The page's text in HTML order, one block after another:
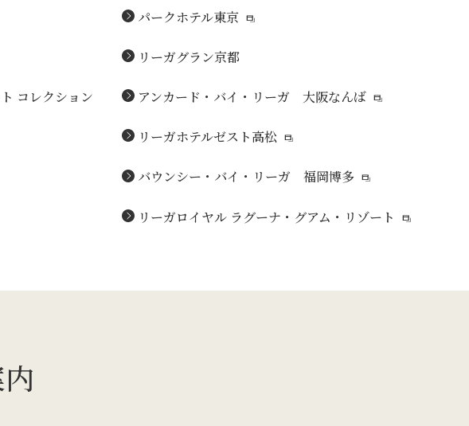
パークホテル東京
リーガグラン京都
コレクション アンカード・バイ・リーガ 大阪なんば
リーガホテルゼスト高松
バウンシー・バイ・リーガ 福岡博多
リーガロイヤル ラグーナ・グアム・リゾート